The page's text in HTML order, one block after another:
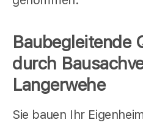
Baubegleitende
durch
Langerwehe
Sie bauen Ihr